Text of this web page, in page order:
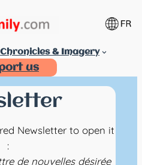
Chronicles & Imagery
us
Newsletter to open it
:
de nouvelles désirée